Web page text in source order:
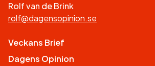
Rolf van de Brink
rolf@dagensopinion.se
Veckans Brief
Dagens Opinion